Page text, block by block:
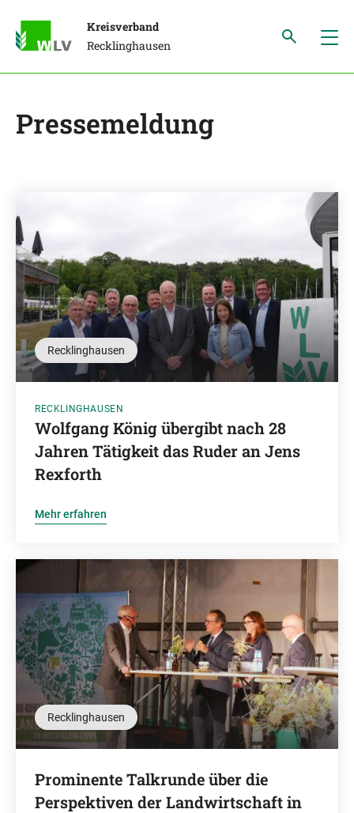
Kreisverband
Recklinghausen
Pressemeldung
Recklinghausen
RECKLINGHAUSEN
Wolfgang König übergibt nach 28
Jahren Tätigkeit das Ruder an Jens
Rexforth
Mehr erfahren
Recklinghausen
Prominente Talkrunde über die
Perspektiven der Landwirtschaft in